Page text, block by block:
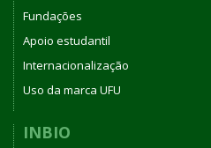
Fundações
Apoio estudantil
Internacionalização
Uso da marca UFU
INBIO